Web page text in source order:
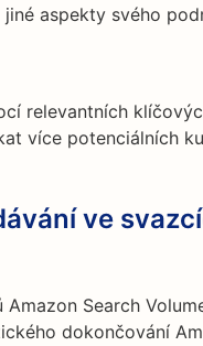
aspekty svého
relevantních
více potenciálních
ve
Search
dokončování